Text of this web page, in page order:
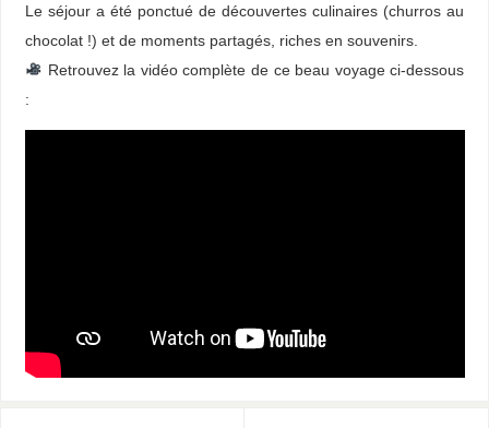
Le séjour a été ponctué de découvertes culinaires (churros au
chocolat !) et de moments partagés, riches en souvenirs.
Retrouvez la vidéo complète de ce beau voyage ci-dessous
: